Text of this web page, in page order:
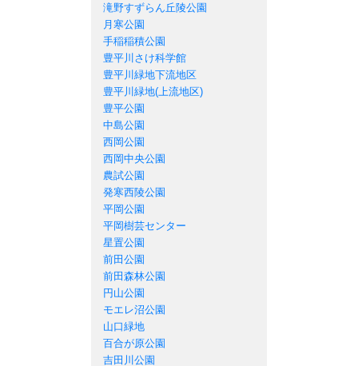
滝野すずらん丘陵公園
月寒公園
手稲稲積公園
豊平川さけ科学館
豊平川緑地下流地区
豊平川緑地(上流地区)
豊平公園
中島公園
西岡公園
西岡中央公園
農試公園
発寒西陵公園
平岡公園
平岡樹芸センター
星置公園
前田公園
前田森林公園
円山公園
モエレ沼公園
山口緑地
百合が原公園
吉田川公園